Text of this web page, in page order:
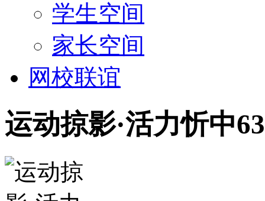
学生空间
家长空间
网校联谊
运动掠影·活力忻中63